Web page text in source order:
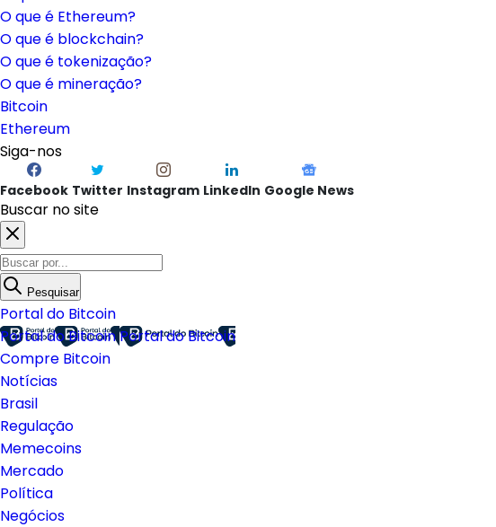
O que é Ethereum?
O que é blockchain?
O que é tokenização?
O que é mineração?
Bitcoin
Ethereum
Siga-nos
Facebook Twitter Instagram LinkedIn Google News
Buscar no site
Pesquisar
Portal do Bitcoin
Portal do BitcoinPortal do Bitcoin
Compre Bitcoin
Notícias
Brasil
Regulação
Memecoins
Mercado
Política
Negócios